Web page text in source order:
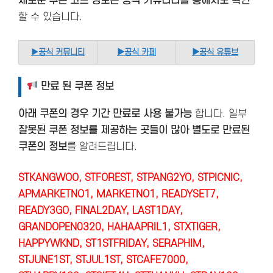
할 수 있습니다.
▶공식 커뮤니티 ▶공식 카페 ▶공식 유튜브
만료 된 쿠폰 정보
아래 쿠폰의 경우 기간 만료로 사용 불가능 합니다. 일부
잘못된 쿠폰 정보를 제공하는 곳들이 많아 별도로 만료된
쿠폰의 정보를 알려드립니다.
STKANGWOO, STFOREST, STPANG2YO, STPICNIC,
APMARKETNO1, MARKETNO1, READYSET7,
READY3GO, FINAL2DAY, LAST1DAY,
GRANDOPEN0320, HAHAAPRIL1, STXTIGER,
HAPPYWKND, ST1STFRIDAY, SERAPHIM,
STJUNE1ST, STJUL1ST, STCAFE7000,